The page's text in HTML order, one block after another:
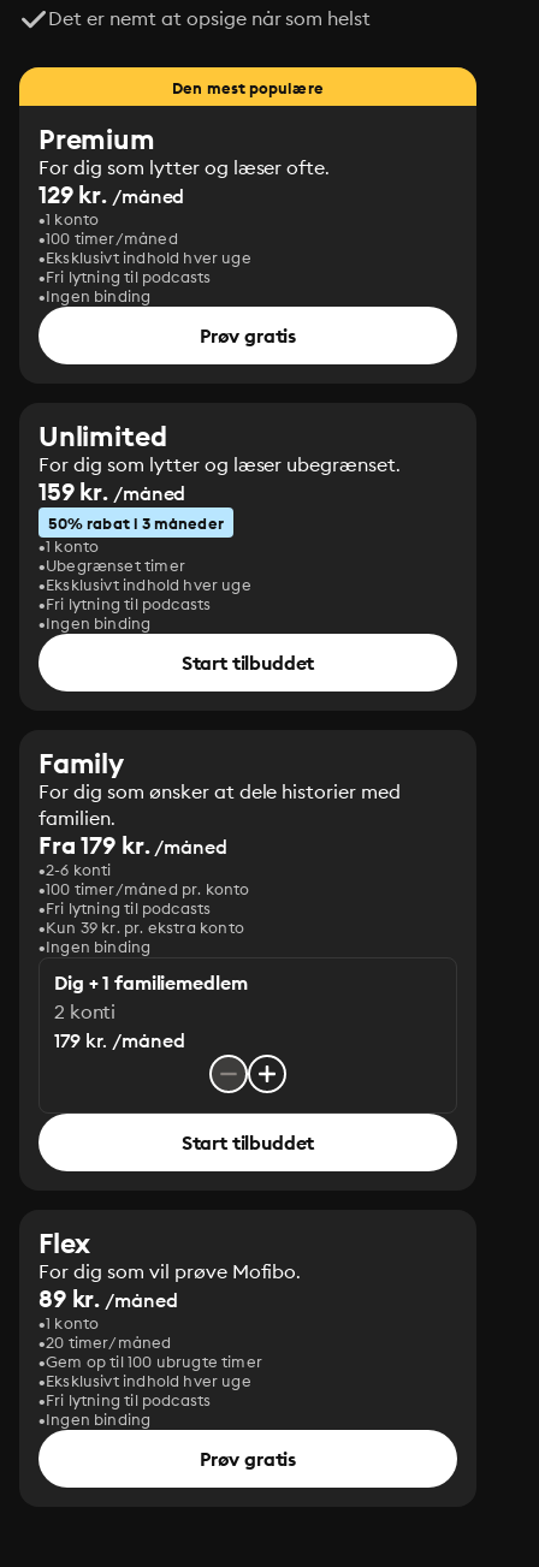
Det er nemt at opsige når som helst
Den mest populære
Premium
For dig som lytter og læser ofte.
129 kr. /måned
1 konto
100 timer/måned
Eksklusivt indhold hver uge
Fri lytning til podcasts
Ingen binding
Prøv gratis
Unlimited
For dig som lytter og læser ubegrænset.
159 kr. /måned
50% rabat i 3 måneder
1 konto
Ubegrænset timer
Eksklusivt indhold hver uge
Fri lytning til podcasts
Ingen binding
Start tilbuddet
Family
For dig som ønsker at dele historier med
familien.
Fra 179 kr./måned
2-6 konti
100 timer/måned pr. konto
Fri lytning til podcasts
Kun 39 kr. pr. ekstra konto
Ingen binding
Dig + 1 familiemedlem
2 konti
179 kr. /måned
Start tilbuddet
Flex
For dig som vil prøve Mofibo.
89 kr. /måned
1 konto
20 timer/måned
Gem op til 100 ubrugte timer
Eksklusivt indhold hver uge
Fri lytning til podcasts
Ingen binding
Prøv gratis